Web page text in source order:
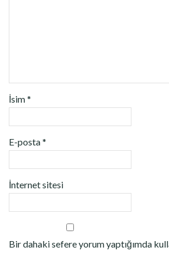
İsim*
E-posta*
İnternet sitesi
Bir dahaki sefere yorum yaptığımda